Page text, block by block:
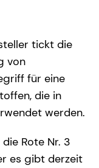
tickt die
von
für eine
die in
werden.
Rote Nr. 3
es gibt derzeit